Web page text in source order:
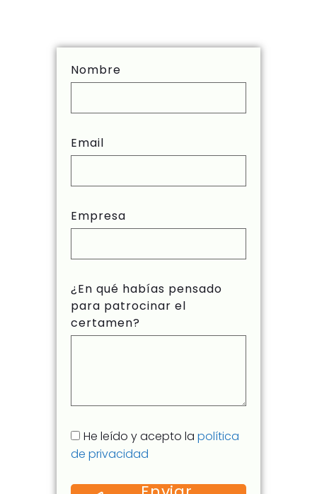
Nombre
Email
Empresa
¿En qué habías pensado
para patrocinar el
certamen?
He leído y acepto la política
de privacidad